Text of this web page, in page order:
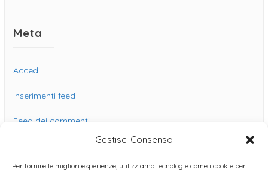
Gestisci Consenso
Per fornire le migliori esperienze, utilizziamo tecnologie come i cookie per
Meta
Accedi
Inserimenti feed
Feed dei commenti